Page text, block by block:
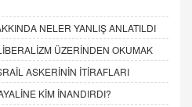
NELER YANLIŞ ANLATILDI
ÜZERİNDEN OKUMAK
ASKERİNİN İTİRAFLARI
KİM İNANDIRDI?